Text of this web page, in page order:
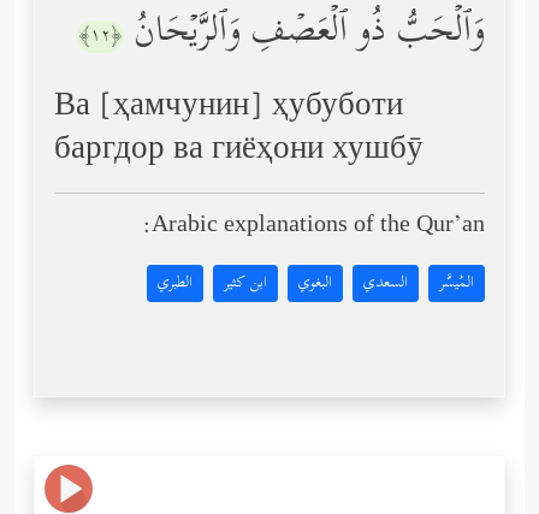
وَٱلۡحَبُّ ذُو ٱلۡعَصۡفِ وَٱلرَّیۡحَانُ ﴿١٢﴾
Ва [ҳамчунин] ҳубуботи
баргдор ва гиёҳони хушбӯ
Arabic explanations of the Qur’an:
المُيسَّر السعدي البغوي ابن كثير الطبري